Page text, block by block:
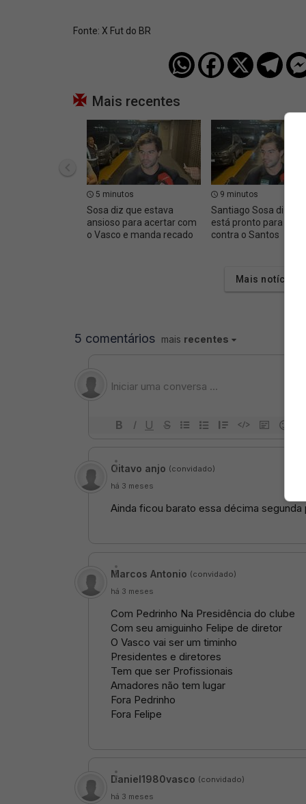
Fonte: X Fut do BR
Mais recentes
5 minutos
Sosa diz que estava
ansioso para acertar com
o Vasco e manda recado
9 minutos
Santiago Sosa diz
está pronto para jogar
contra o Santos
Mais notícias